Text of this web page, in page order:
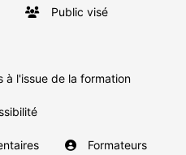
Public visé
à l'issue de la formation
Formateurs